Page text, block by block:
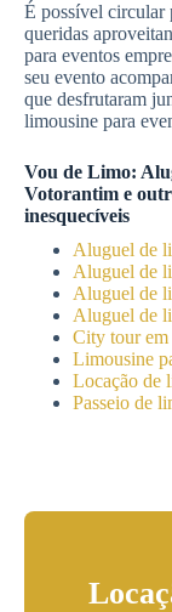
É possível circular
queridas
para eventos
seu evento
que desfrutaram
limousine para
Vou de Limo:
Votorantim e
inesquecíveis
Aluguel de
Aluguel de
Aluguel de
Aluguel de
City tour
Limousine
Locação de
Passeio de